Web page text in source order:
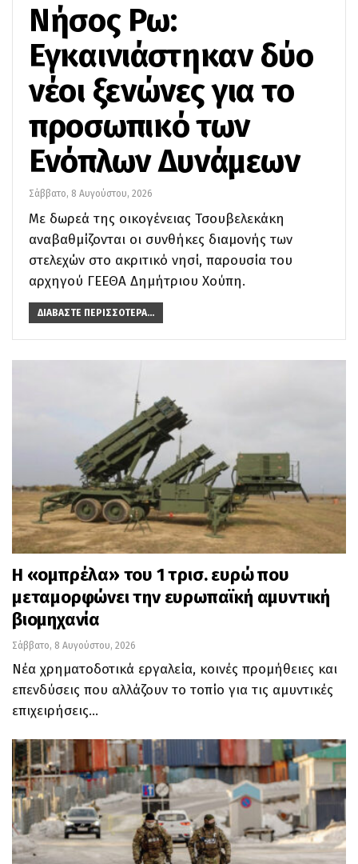
Νήσος Ρω:
Εγκαινιάστηκαν δύο
νέοι ξενώνες για το
προσωπικό των
Ενόπλων Δυνάμεων
Σάββατο, 8 Αυγούστου, 2026
Με δωρεά της οικογένειας Τσουβελεκάκη
αναβαθμίζονται οι συνθήκες διαμονής των
στελεχών στο ακριτικό νησί, παρουσία του
αρχηγού ΓΕΕΘΑ Δημήτριου Χούπη.
ΔΙΑΒΆΣΤΕ ΠΕΡΙΣΣΌΤΕΡΑ...
Η «ομπρέλα» του 1 τρισ. ευρώ που
μεταμορφώνει την ευρωπαϊκή αμυντική
βιομηχανία
Σάββατο, 8 Αυγούστου, 2026
Νέα χρηματοδοτικά εργαλεία, κοινές προμήθειες και
επενδύσεις που αλλάζουν το τοπίο για τις αμυντικές
επιχειρήσεις…